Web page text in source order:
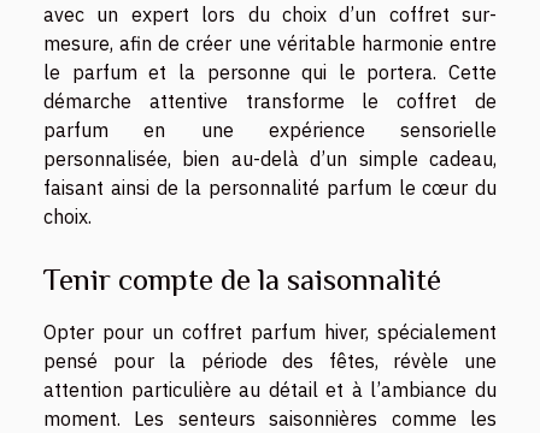
avec un expert lors du choix d’un coffret sur-
mesure, afin de créer une véritable harmonie entre
le parfum et la personne qui le portera. Cette
démarche attentive transforme le coffret de
parfum en une expérience sensorielle
personnalisée, bien au-delà d’un simple cadeau,
faisant ainsi de la personnalité parfum le cœur du
choix.
Tenir compte de la saisonnalité
Opter pour un coffret parfum hiver, spécialement
pensé pour la période des fêtes, révèle une
attention particulière au détail et à l’ambiance du
moment. Les senteurs saisonnières comme les